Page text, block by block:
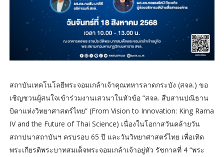
สถาบันเทคโนโลยีพระจอมเกล้าเจ้าคุณทหารลาดกระบัง (สจล.) ขอ
เชิญชวนผู้สนใจเข้าร่วมงานเสวนาในหัวข้อ “สจล. สืบสานปณิธาน
บิดาแห่งวิทยาศาสตร์ไทย” (From Vision to Innovation: King Rama
IV and the Future of Thai Science) เนื่องในโอกาสวันคล้ายวัน
สถาปนาสถาบันฯ ครบรอบ 65 ปี และวันวิทยาศาสตร์ไทย เพื่อเทิด
พระเกียรติพระบาทสมเด็จพระจอมเกล้าเจ้าอยู่หัว รัชกาลที่ 4 “พระ